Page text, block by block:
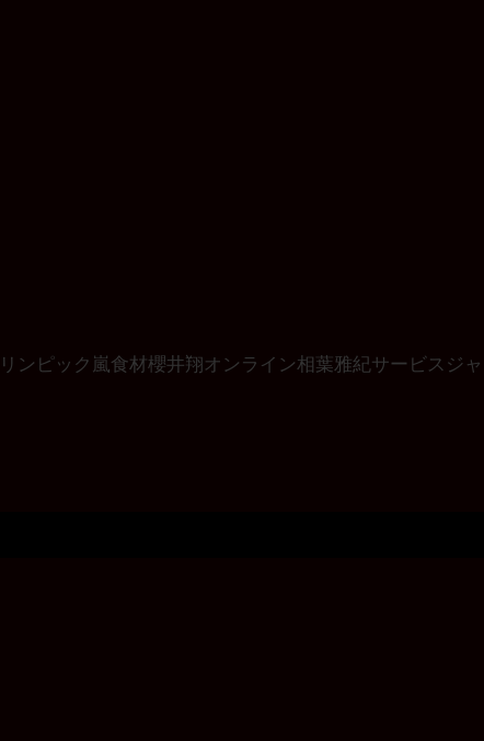
ンピック 嵐 食材櫻井翔オンライン相葉雅紀サービス ジャ